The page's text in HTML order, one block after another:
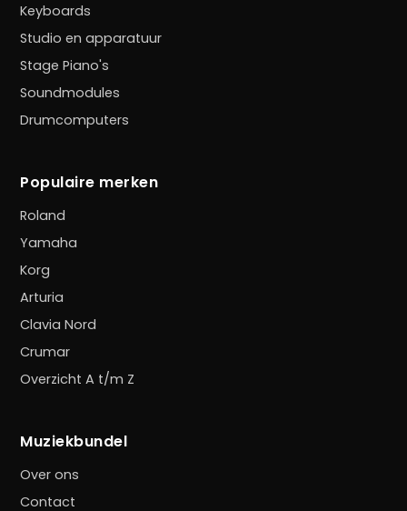
Keyboards
Studio en apparatuur
Stage Piano's
Soundmodules
Drumcomputers
Populaire merken
Roland
Yamaha
Korg
Arturia
Clavia Nord
Crumar
Overzicht A t/m Z
Muziekbundel
Over ons
Contact